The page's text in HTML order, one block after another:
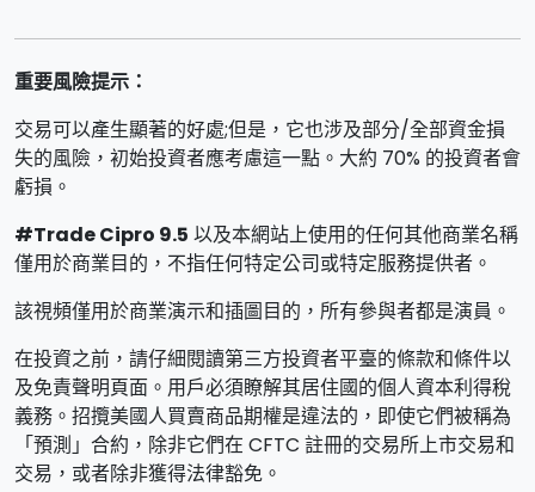
重要風險提示：
交易可以產生顯著的好處;但是，它也涉及部分/全部資金損
失的風險，初始投資者應考慮這一點。大約 70% 的投資者會
虧損。
#Trade Cipro 9.5 以及本網站上使用的任何其他商業名稱
僅用於商業目的，不指任何特定公司或特定服務提供者。
該視頻僅用於商業演示和插圖目的，所有參與者都是演員。
在投資之前，請仔細閱讀第三方投資者平臺的條款和條件以
及免責聲明頁面。用戶必須瞭解其居住國的個人資本利得稅
義務。招攬美國人買賣商品期權是違法的，即使它們被稱為
「預測」合約，除非它們在 CFTC 註冊的交易所上市交易和
交易，或者除非獲得法律豁免。